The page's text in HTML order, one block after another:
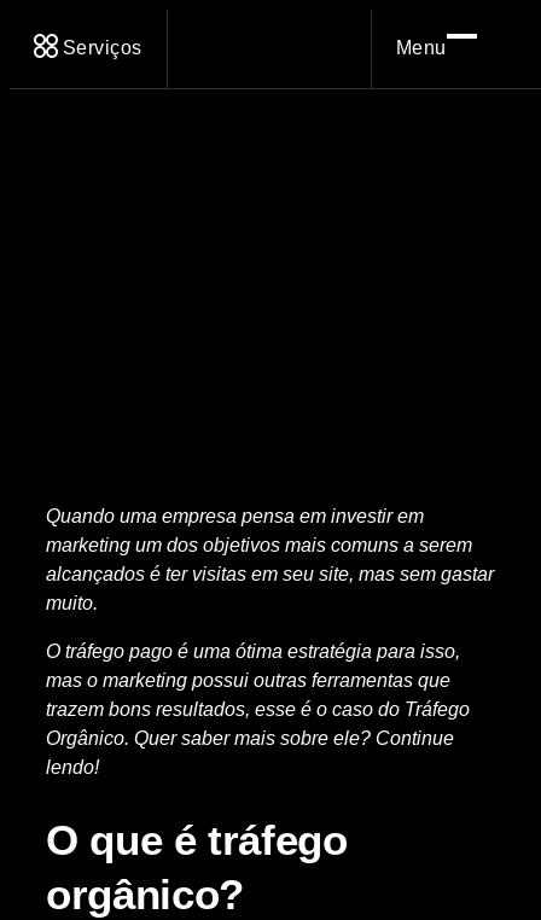
Serviços Menu
Quando uma empresa pensa em investir em
marketing um dos objetivos mais comuns a serem
alcançados é ter visitas em seu site, mas sem gastar
muito.
O tráfego pago é uma ótima estratégia para isso,
mas o marketing possui outras ferramentas que
trazem bons resultados, esse é o caso do Tráfego
Orgânico. Quer saber mais sobre ele? Continue
lendo!
O que é tráfego
orgânico?